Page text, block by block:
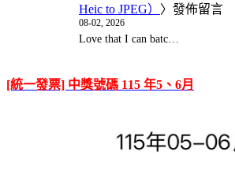
Heic to JPEG） 〉發佈留言
08-02, 2026
Love that I can batc…
[統一發票] 中獎號碼 115 年5、6月